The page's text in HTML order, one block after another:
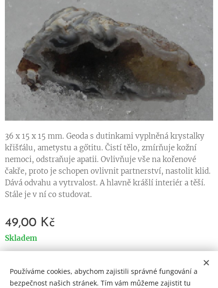
36 x 15 x 15 mm. Geoda s dutinkami vyplněná krystalky
křišťálu, ametystu a gőtitu. Čistí tělo, zmírňuje kožní
nemoci, odstraňuje apatii. Ovlivňuje vše na kořenové
čakře, proto je schopen ovlivnit partnerství, nastolit klid.
Dává odvahu a vytrvalost. A hlavně krášlí interiér a těší.
Stále je v ní co studovat.
49,00 Kč
Skladem
Cookies
Používáme cookies, abychom zajistili správné fungování a
bezpečnost našich stránek. Tím vám můžeme zajistit tu